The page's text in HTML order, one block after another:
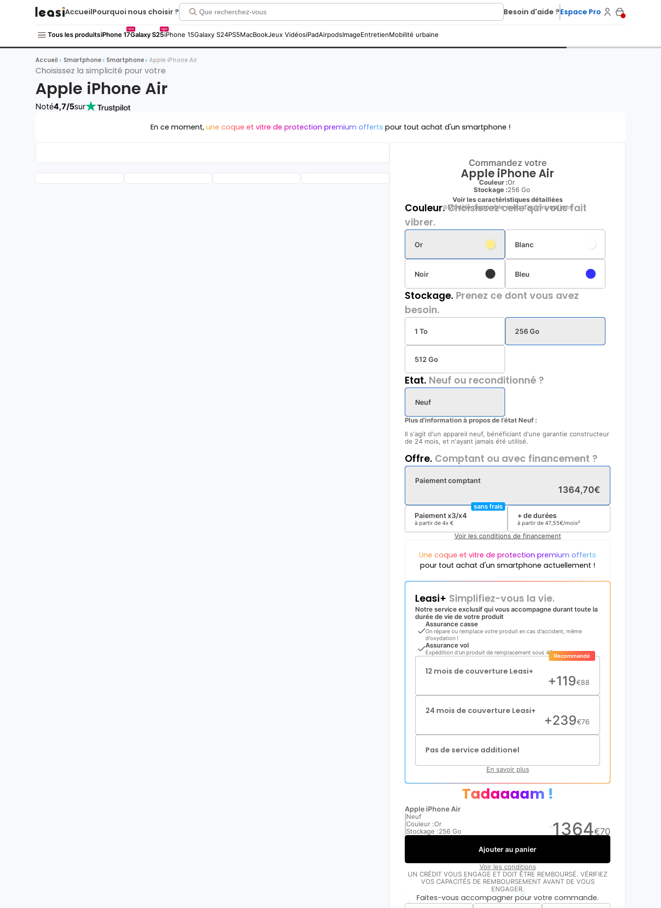
AccueilPourquoi nous choisir ? Besoin d'aide ?Espace Pro
Tous les produitsiPhone 17
new
Galaxy S25
new
iPhone 15Galaxy S24PS5MacBookJeux VidéosiPadAirpodsImageEntretienMobilité urbaine
Accueil Smartphone Smartphone Apple iPhone Air
Choisissez la simplicité pour votre
Apple iPhone Air
Noté4,7/5sur
En ce moment, une coque et vitre de protection premium offerts pour tout achat d'un smartphone !
Commandez votre
Apple iPhone Air
Couleur :Or
Stockage :256 Go
Voir les caractéristiques détaillées
Modèle disponible avec d'autres options
Couleur.Choisissez celle qui vous fait
vibrer.
Or Blanc
Noir Bleu
Stockage. Prenez ce dont vous avez
besoin.
1 To 256 Go
512 Go
Etat. Neuf ou reconditionné ?
Neuf
Plus d’information à propos de l’état Neuf :
Il s'agit d'un appareil neuf, bénéficiant d'une garantie constructeur
de 24 mois, et n'ayant jamais été utilisé.
Offre. Comptant ou avec financement ?
Paiement comptant
1364,70€
Paiement x3/x4
à partir de 4x €
sans frais
+ de durées
à partir de 47 55€/mois²
Voir les conditions de financement
Une coque et vitre de protection premium offerts
pour tout achat d'un smartphone actuellement !
Leasi+ Simplifiez-vous la vie.
Notre service exclusif qui vous accompagne durant toute la
durée de vie de votre produit
Assurance casse
On répare ou remplace votre produit en cas d'accident, même
d'oxydation !
Assurance vol
Expédition d'un produit de remplacement sous 48h
12 mois de couverture Leasi+
+119€88
Recommandé
24 mois de couverture Leasi+
+239€76
Pas de service additionel
En savoir plus
Tadaaaam !
Apple iPhone Air
Neuf
Couleur :Or
Stockage :256 Go 1364€70
Ajouter au panier
Voir les conditions
UN CRÉDIT VOUS ENGAGE ET DOIT ÊTRE REMBOURSÉ. VÉRIFIEZ
VOS CAPACITÉS DE REMBOURSEMENT AVANT DE VOUS
ENGAGER.
Faites-vous accompagner pour votre commande.